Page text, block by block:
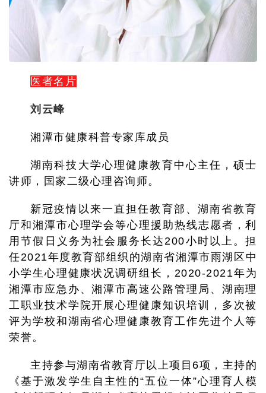
医者名片
刘云峰
湘潭市健康科普专家库成员
湖南科技大学心理健康教育中心主任，硕士
讲师，国家二级心理咨询师。
新冠疫情以来一直担任教育部、湖南省教育
厅和湘潭市心理学会等心理援助热线志愿者，利
用节假日义务为社会服务长达200小时以上。担
任2021年度教育部组织的湖南省湘潭市雨湖区中
小学生心理健康状况调研组长，2020-2021年为
湘潭市应急办、湘潭市高速公路管理局、湖南理
工职业技术学院开展心理健康知识培训，多次被
评为学校和湖南省心理健康教育工作先进个人等
荣誉。
主持参与湖南省教育厅以上项目6项，主持的
《基于激发学生自主性的“五位一体”心理育人模